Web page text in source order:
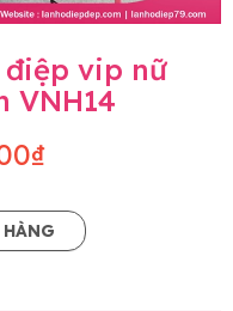
điệp vip nữ
VNH14